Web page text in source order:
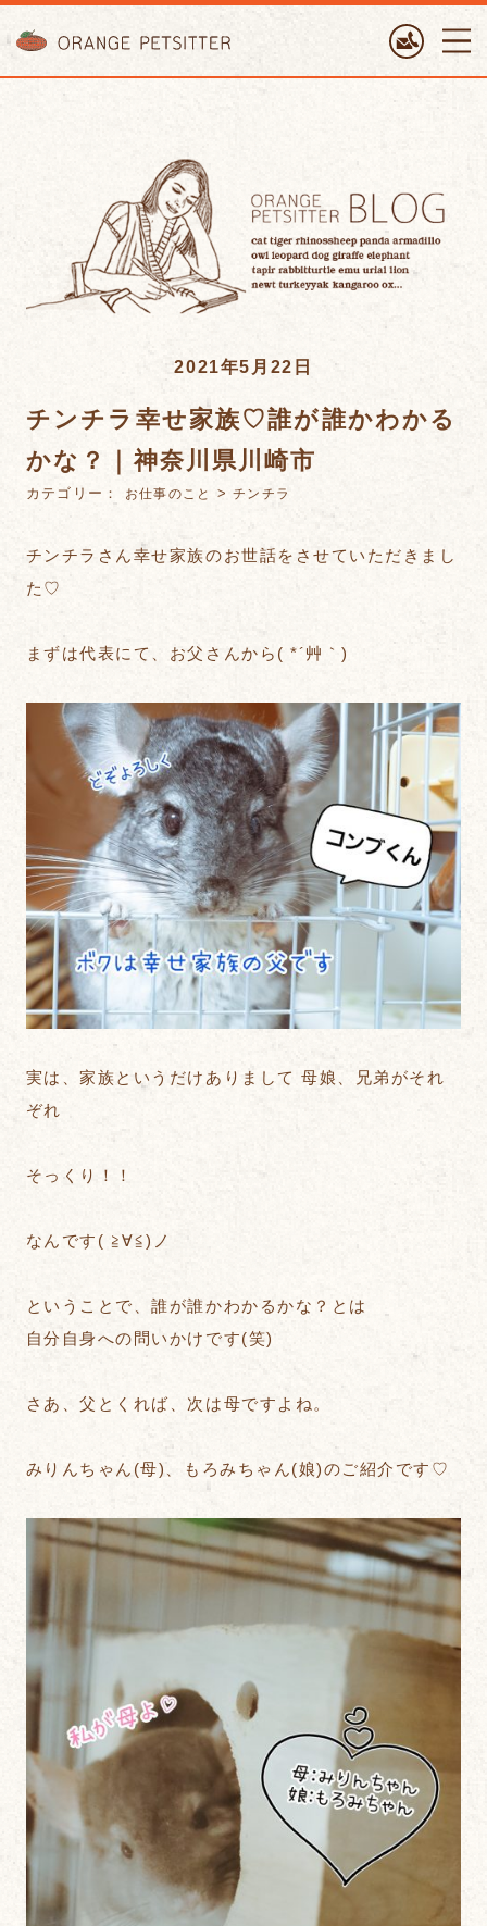
2021年5月22日
チンチラ幸せ家族♡誰が誰かわかる
かな？｜神奈川県川崎市
カテゴリー： お仕事のこと >チンチラ
チンチラさん幸せ家族のお世話をさせていただきまし
た♡
まずは代表にて、お父さんから( *´艸｀)
実は、家族というだけありまして 母娘、兄弟がそれ
ぞれ
そっくり！！
​なんです( ≧∀≦)ノ
ということで、誰が誰かわかるかな？とは
自分自身への問いかけです(笑)
さあ、父とくれば、次は母ですよね。
みりんちゃん(母)、もろみちゃん(娘)のご紹介です♡